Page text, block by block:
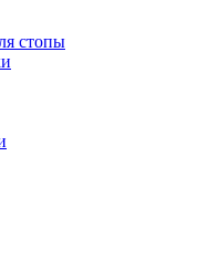
стопы